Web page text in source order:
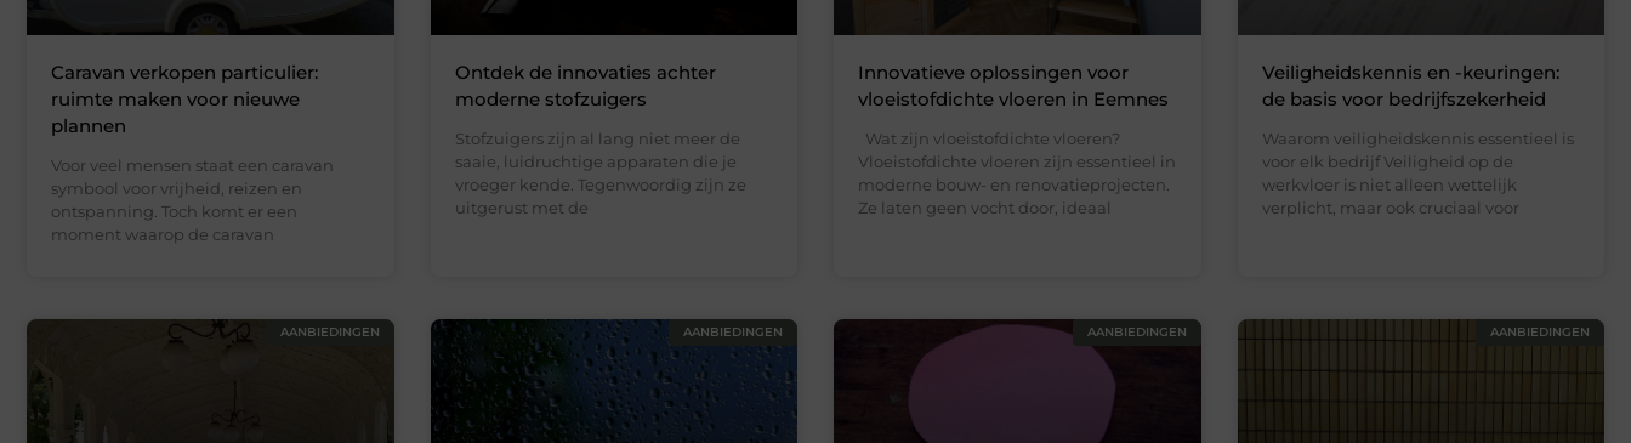
Caravan verkopen particulier:
ruimte maken voor nieuwe
plannen
Voor veel mensen staat een caravan
symbool voor vrijheid, reizen en
ontspanning. Toch komt er een
moment waarop de caravan
Ontdek de innovaties achter
moderne stofzuigers
Stofzuigers zijn al lang niet meer de
saaie, luidruchtige apparaten die je
vroeger kende. Tegenwoordig zijn ze
uitgerust met de
Innovatieve oplossingen voor
vloeistofdichte vloeren in Eemnes
Wat zijn vloeistofdichte vloeren?
Vloeistofdichte vloeren zijn essentieel in
moderne bouw- en renovatieprojecten.
Ze laten geen vocht door, ideaal
Veiligheidskennis en -keuringen:
de basis voor bedrijfszekerheid
Waarom veiligheidskennis essentieel is
voor elk bedrijf Veiligheid op de
werkvloer is niet alleen wettelijk
verplicht, maar ook cruciaal voor
AANBIEDINGEN AANBIEDINGEN AANBIEDINGEN AANBIEDINGEN